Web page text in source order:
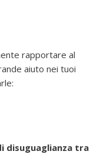
rapportare al
aiuto nei tuoi
disuguaglianza tra